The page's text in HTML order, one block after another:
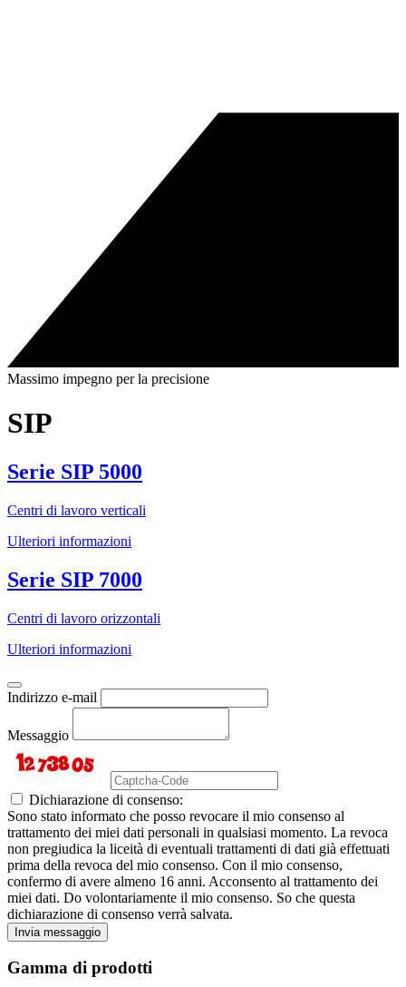
Massimo impegno per la precisione
SIP
Serie SIP 5000
Centri di lavoro verticali
Ulteriori informazioni
Serie SIP 7000
Centri di lavoro orizzontali
Ulteriori informazioni
Indirizzo e-mail
Messaggio
Dichiarazione di consenso:
Sono stato informato che posso revocare il mio consenso al
trattamento dei miei dati personali in qualsiasi momento. La revoca
non pregiudica la liceità di eventuali trattamenti di dati già effettuati
prima della revoca del mio consenso. Con il mio consenso,
confermo di avere almeno 16 anni. Acconsento al trattamento dei
miei dati. Do volontariamente il mio consenso. So che questa
dichiarazione di consenso verrà salvata.
Invia messaggio
Gamma di prodotti